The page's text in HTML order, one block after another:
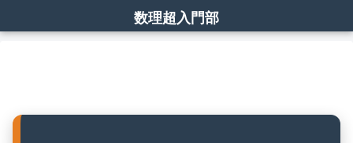
数理超入門部